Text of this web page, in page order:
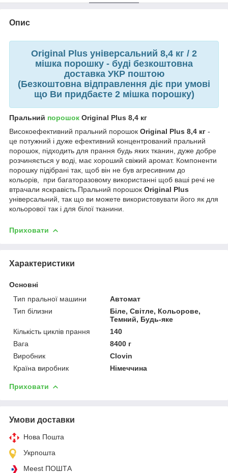
Опис
Original Plus універсальний 8,4 кг / 2
мішка порошку - буді безкоштовна
доставка УКР поштою
(Безкоштовна відправлення діє при умові
що Ви придбаєте 2 мішка порошку)
Пральний порошок Original Plus 8,4 кг
Високоефективний пральний порошок Original Plus 8,4 кг -
це потужний і дуже ефективний концентрований пральний
порошок, підходить для прання будь яких тканин, дуже добре
розчиняється у воді, має хороший свіжий аромат. Компоненти
порошку підібрані так, щоб він не був агресивним до
кольорів, при багаторазовому використанні щоб ваші речі не
втрачали яскравість.Пральний порошок Original Plus
універсальний, так що ви можете використовувати його як для
кольорової так і для білої тканини.
Приховати
Характеристики
Основні
Тип пральної машини
Автомат
Тип білизни
Біле, Світле, Кольорове,
Темний, Будь-яке
Кількість циклів прання
140
Вага
8400 г
Виробник
Clovin
Країна виробник
Німеччина
Приховати
Умови доставки
Нова Пошта
Укрпошта
Meest ПОШТА